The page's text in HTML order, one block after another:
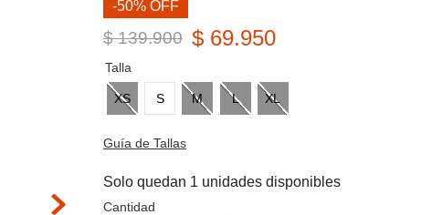
-50% OFF
$ 139.900 $ 69.950
Talla
L
M
S XL
XS
Guía de Tallas
Solo quedan 1 unidades disponibles
Cantidad